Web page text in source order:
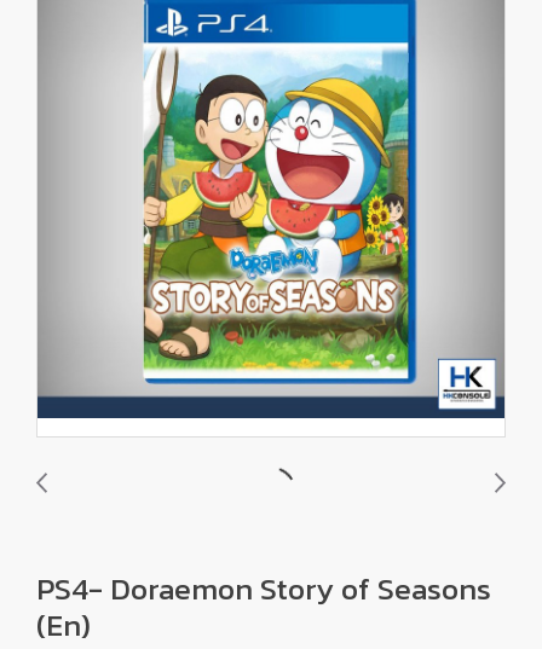
PS4- Doraemon Story of Seasons
(En)